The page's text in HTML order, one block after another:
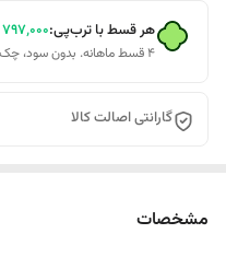
هر قسط با ترب‌پی:۷۹۷٬۰۰۰
۴ قسط ماهانه. بدون سود، چک و ضامن.
گارانتی اصالت کالا
مشخصات